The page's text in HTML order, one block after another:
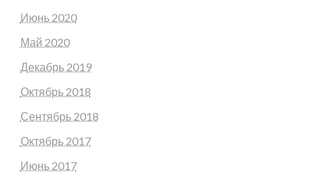
Июнь 2020
Май 2020
Декабрь 2019
Октябрь 2018
Сентябрь 2018
Октябрь 2017
Июнь 2017